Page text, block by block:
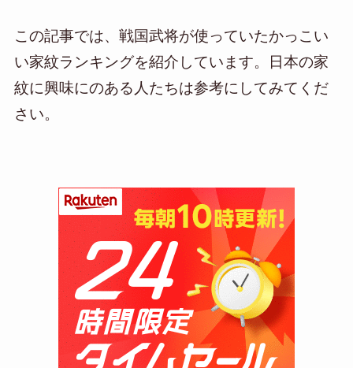
この記事では、戦国武将が使っていたかっこい
い家紋ランキングを紹介しています。日本の家
紋に興味にのある人たちは参考にしてみてくだ
さい。